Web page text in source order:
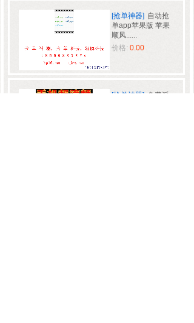
[抢单神器] 自动抢
单app苹果版 苹果
顺风......
价格: 0.00
[抢单神器] 免费派